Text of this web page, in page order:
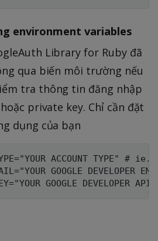
environment variables
Library for Ruby đã
qua biến môi trường nếu
tra thông tin đăng nhập
private key. Chỉ cần đặt
dụng của bạn
ACCOUNT TYPE"
GOOGLE DEVELOPER